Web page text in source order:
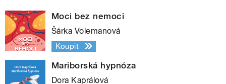
Moci bez nemoci
Šárka Volemanová
Koupit
Mariborská hypnóza
Dora Kaprálová